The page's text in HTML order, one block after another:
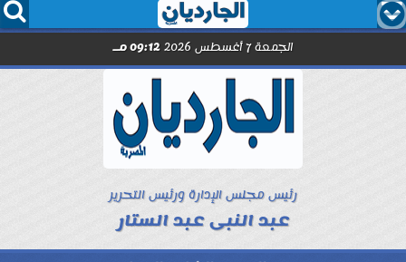
  
الجمعة 7 أغسطس 2026 09:12 مـ
رئيس مجلس الإدارة ورئيس التحرير
عبد النبى عبد الستار